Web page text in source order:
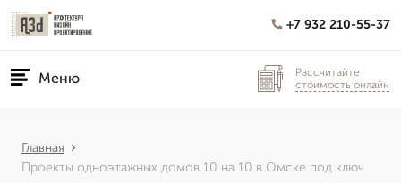
+7 932 210-55-37
Меню
Рассчитайте
стоимость онлайн
Главная
Проекты одноэтажных домов 10 на 10 в Омске под ключ